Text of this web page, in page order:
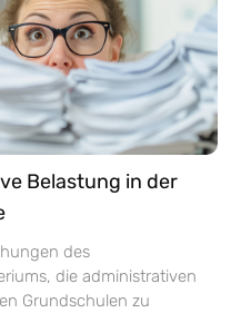
Belastung in der
des
die administrativen
Grundschulen zu